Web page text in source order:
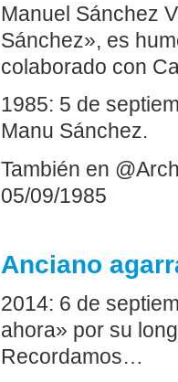
Manuel Sánchez
Sánchez», es
colaborado con
1985: 5 de
Manu Sánchez.
También en
05/09/1985
Anciano
2014: 6 de
ahora» por su
Recordamos…